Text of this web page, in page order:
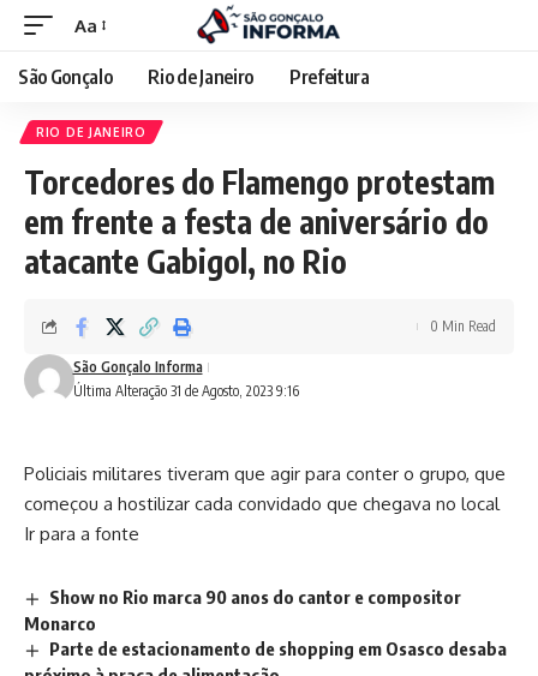
Aa
São Gonçalo Rio de Janeiro Prefeitura
RIO DE JANEIRO
Torcedores do Flamengo protestam
em frente a festa de aniversário do
atacante Gabigol, no Rio
Última Alteração 31 de Agosto, 2023 9:16
São Gonçalo Informa
0 Min Read
Policiais militares tiveram que agir para conter o grupo, que
começou a hostilizar cada convidado que chegava no local
Ir para a fonte
Show no Rio marca 90 anos do cantor e compositor
Monarco
Parte de estacionamento de shopping em Osasco desaba